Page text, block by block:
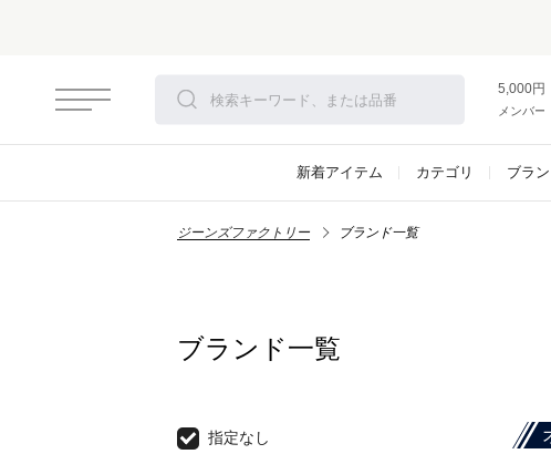
さらにお安くなりました！モア
5,000円
メンバ
新着アイテム カテゴリ ブラ
ジーンズファクトリー ブランド一覧
ブランド一覧
指定なし